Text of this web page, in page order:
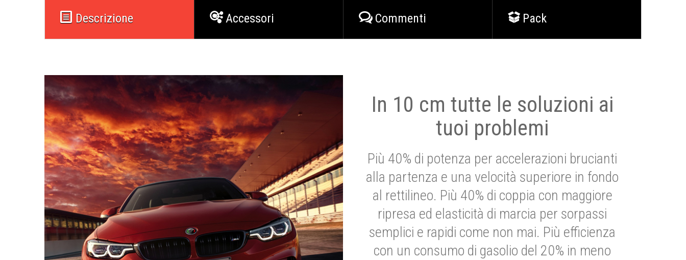
Descrizione Accessori Commenti Pack
In 10 cm tutte le soluzioni ai
tuoi problemi
Più 40% di potenza per accelerazioni brucianti
alla partenza e una velocità superiore in fondo
al rettilineo. Più 40% di coppia con maggiore
ripresa ed elasticità di marcia per sorpassi
semplici e rapidi come non mai. Più efficienza
con un consumo di gasolio del 20% in meno